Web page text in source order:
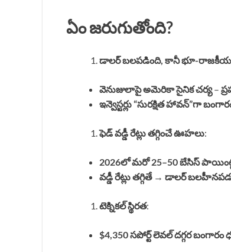
ఏం జరుగుతోంది?
డాలర్ బలపడింది, కానీ భూ-రాజకీయ
వెనుజులాపై అమెరికా సైనిక చర్య–
ఇన్వెస్టర్లు “సురక్షిత హావన్”గా
ఫెడ్ వడ్డీ రేట్లు తగ్గించే ఊహలు:
2026లో మరో 25–50 బేసిస్
వడ్డీ రేట్లు తగ్గితే → డాలర్
టెక్నికల్ స్థిరత:
$4,350 సపోర్ట్ లెవల్ దగ్గర